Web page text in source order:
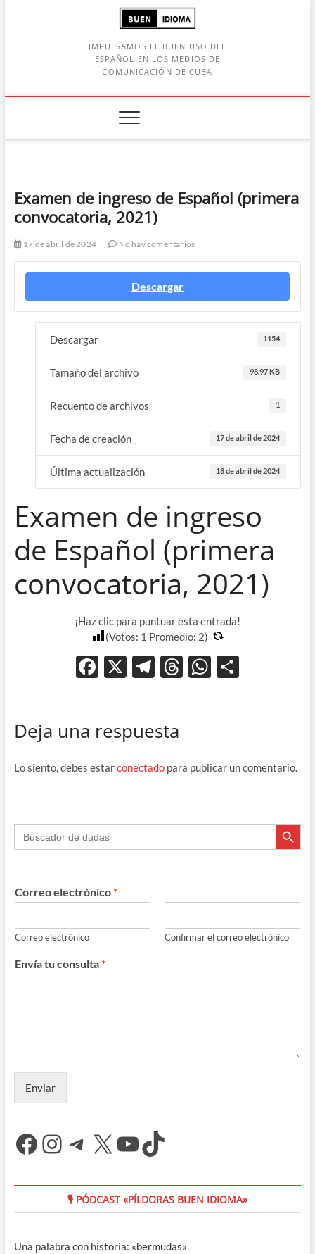
IMPULSAMOS EL BUEN USO DEL
ESPAÑOL EN LOS MEDIOS DE
COMUNICACIÓN DE CUBA
Examen de ingreso de Español (primera
convocatoria, 2021)
17 de abril de 2024 No hay comentarios
Descargar
Descargar 1154
Tamaño del archivo 98.97 KB
Recuento de archivos 1
Fecha de creación 17 de abril de 2024
Última actualización 18 de abril de 2024
Examen de ingreso
de Español (primera
convocatoria, 2021)
¡Haz clic para puntuar esta entrada!
(Votos: 1 Promedio: 2)
F
b
o
X T
gr
m
T
ds
W
p
ti
Deja una respuesta
Lo siento, debes estarconectadopara publicar un comentario.
Buscar: Botón de
Correo electrónico *
Correo electrónico Confirmar el correo electrónico
Envía tu consulta *
Enviar
Facebook
Instagram
Telegram
X YouTube
TikTok
🎙 PÓDCAST «PÍLDORAS BUEN IDIOMA»
Una palabra con historia: «bermudas»